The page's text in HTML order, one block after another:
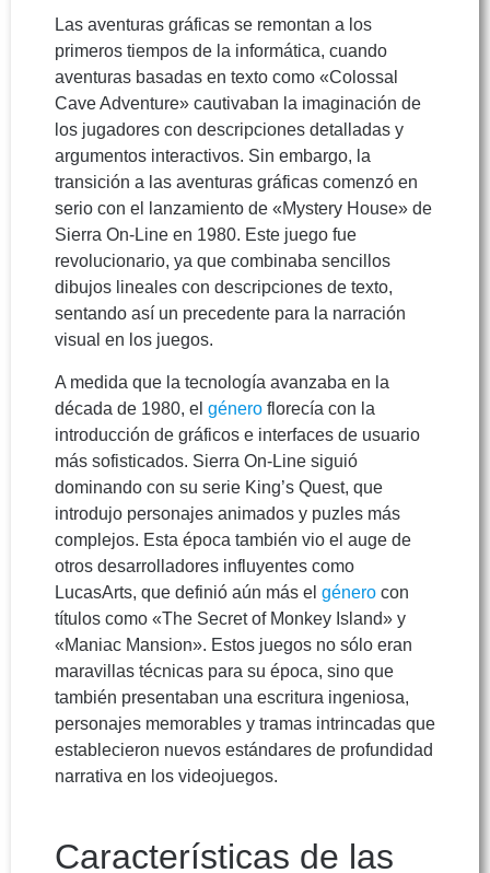
Las aventuras gráficas se remontan a los
primeros tiempos de la informática, cuando
aventuras basadas en texto como «Colossal
Cave Adventure» cautivaban la imaginación de
los jugadores con descripciones detalladas y
argumentos interactivos. Sin embargo, la
transición a las aventuras gráficas comenzó en
serio con el lanzamiento de «Mystery House» de
Sierra On-Line en 1980. Este juego fue
revolucionario, ya que combinaba sencillos
dibujos lineales con descripciones de texto,
sentando así un precedente para la narración
visual en los juegos.
A medida que la tecnología avanzaba en la
década de 1980, el género florecía con la
introducción de gráficos e interfaces de usuario
más sofisticados. Sierra On-Line siguió
dominando con su serie King’s Quest, que
introdujo personajes animados y puzles más
complejos. Esta época también vio el auge de
otros desarrolladores influyentes como
LucasArts, que definió aún más el género con
títulos como «The Secret of Monkey Island» y
«Maniac Mansion». Estos juegos no sólo eran
maravillas técnicas para su época, sino que
también presentaban una escritura ingeniosa,
personajes memorables y tramas intrincadas que
establecieron nuevos estándares de profundidad
narrativa en los videojuegos.
Características de las